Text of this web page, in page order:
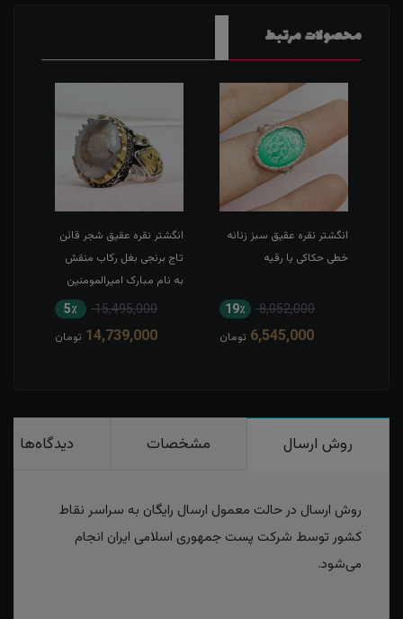
محصولات مرتبط
انگشتر نقره عقیق سبز زنانه
خطی حکاکی یا رقیه
8,052,000 19٪
6,545,000 تومان
انگشتر نقره عقیق شجر قائن
تاج برنجی بغل رکاب منقش
به نام مبارک امیرالمومنین
15,495,000 5٪
14,739,000 تومان
روش ارسال مشخصات دیدگاه‌ها
روش ارسال در حالت معمول ارسال رایگان به سراسر نقاط
کشور توسط شرکت پست جمهوری اسلامی ایران انجام
می‌شود.